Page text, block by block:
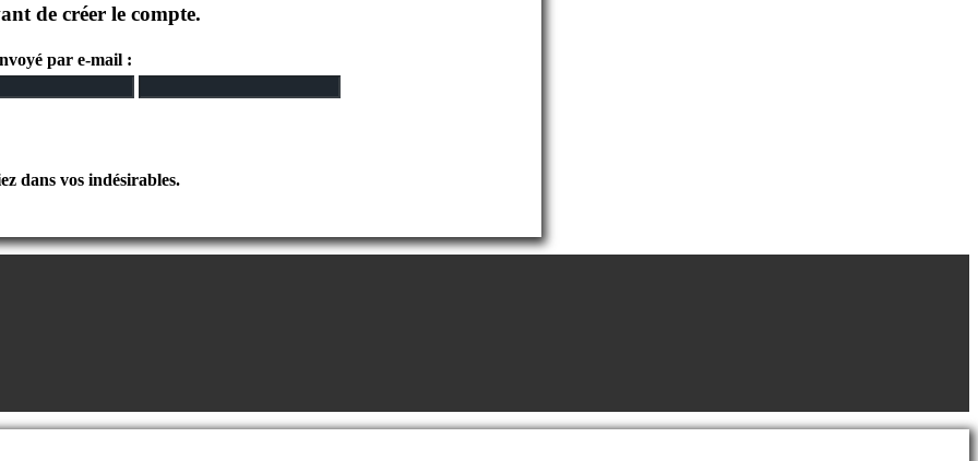
de créer le compte.
par e-mail :
dans vos indésirables.